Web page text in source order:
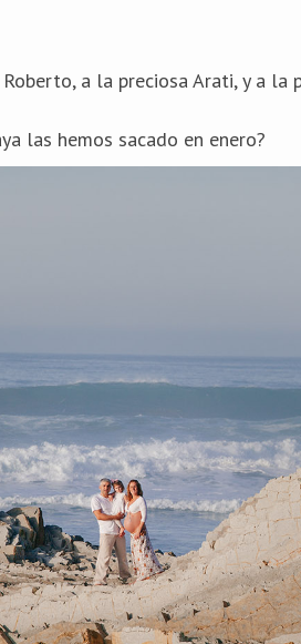
a la preciosa Arati, y a
las hemos sacado en enero?